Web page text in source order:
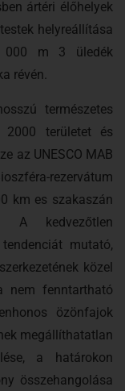
ártéri élőhelyek
helyreállítása
000 m 3 üledék
révén.
természetes
területet és
az UNESCO MAB
rezervátum
km es szakaszán
A kedvezőtlen
mutató,
közel
nem fenntartható
özönfajok
megállíthatatlan
a határokon
összehangolása